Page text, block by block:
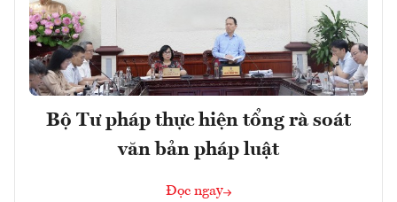
Bộ Tư pháp thực hiện tổng rà soát
văn bản pháp luật
Đọc ngay